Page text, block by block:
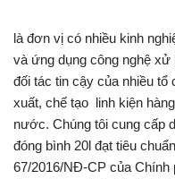
là đơn vị có nhiều kinh
và ứng dụng công nghệ
đối tác tin cậy của nhiều
xuất, chế tạo linh kiện
nước. Chúng tôi cung cấp
đóng bình 20l đạt tiêu
67/2016/NĐ-CP của Chính